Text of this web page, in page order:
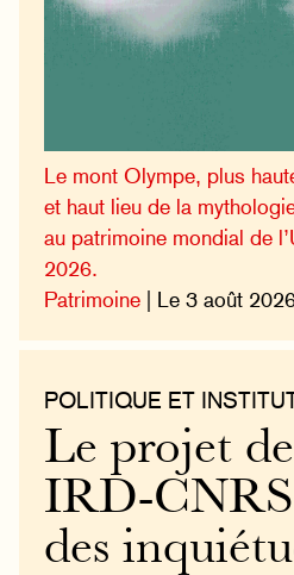
Le mont Olympe, plus
et haut lieu de la
au patrimoine mondial de
2026.
Patrimoine | Le 3 août
POLITIQUE ET
Le projet
IRD-CNRS
des